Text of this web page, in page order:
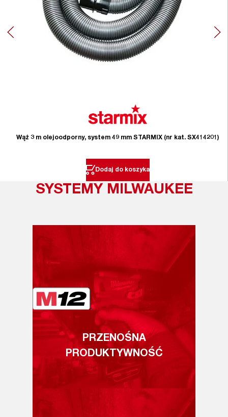
Wąż 3 m olejoodporny, system 49 mm STARMIX (nr kat. SX414201)
Dodaj do koszyka
SYSTEMY MILWAUKEE
PRZENOŚNA
PRODUKTYWNOŚĆ